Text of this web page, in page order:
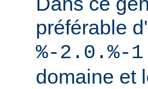
préférable
%-2.0.%-
domaine et